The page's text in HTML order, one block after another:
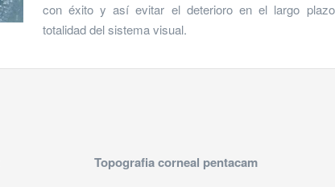
con éxito y así evitar el deterioro en el largo
totalidad del sistema visual.
Topografia corneal pentacam